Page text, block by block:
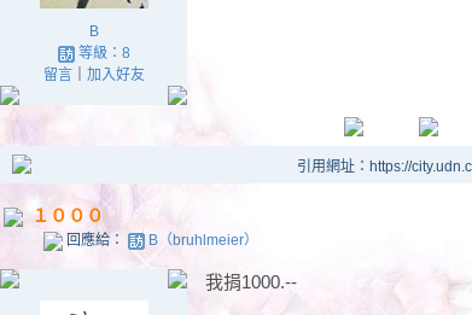
B
等級：8
留言｜ 加入好友
引用網址：https://
１０００
回應給： B（bruhlmeier）
我捐1000.--